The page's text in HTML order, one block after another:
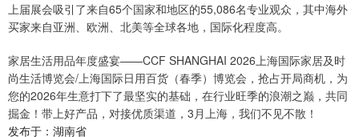
上届展会吸引了来自65个国家和地区的55,086名专业观众，其中海外
买家来自亚洲、欧洲、北美等全球各地，国际化程度高。
家居生活用品年度盛宴——CCF SHANGHAI 2026上海国际家居及时
尚生活博览会/上海国际日用百货（春季）博览会，抢占开局商机，为
您的2026年生意打下了最坚实的基础，在行业旺季的浪潮之巅，共同
掘金！带上好产品，对接优质渠道，3月上海，我们不见不散！
发布于：湖南省